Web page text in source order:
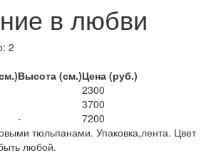
в любви
2
Высота (см.)Цена (руб.)
2300
3700
-
7200
тюльпанами. Упаковка,лента. Цвет
любой.